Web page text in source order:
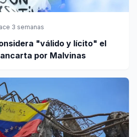
3 semanas
"válido y lícito" el
por Malvinas